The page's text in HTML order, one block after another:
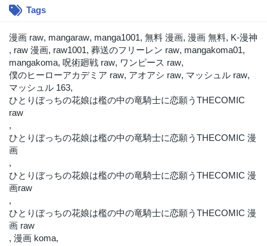
Tags
漫画 raw, mangaraw, manga1001, 無料 漫画, 漫画 無料, K-漫神
, raw 漫画, raw1001, 葬送のフリーレン raw, mangakoma01,
mangakoma, 呪術廻戦 raw, ワンピース raw,
僕のヒーローアカデミア raw, アオアシ raw, マッシュル raw,
マッシュル 163,
ひとりぼっちの花娘は檻の中の竜騎士に恋願うTHECOMIC
raw
,
ひとりぼっちの花娘は檻の中の竜騎士に恋願うTHECOMIC 漫
画
,
ひとりぼっちの花娘は檻の中の竜騎士に恋願うTHECOMIC 漫
画raw
,
ひとりぼっちの花娘は檻の中の竜騎士に恋願うTHECOMIC 漫
画 raw
, 漫画 koma,